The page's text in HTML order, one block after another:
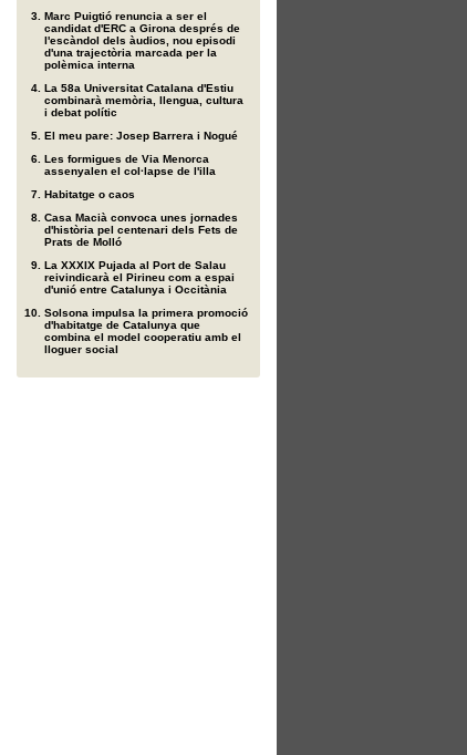
Marc Puigtió renuncia a ser el
candidat d'ERC a Girona després de
l'escàndol dels àudios, nou episodi
d'una trajectòria marcada per la
polèmica interna
La 58a Universitat Catalana d'Estiu
combinarà memòria, llengua, cultura
i debat polític
El meu pare: Josep Barrera i Nogué
Les formigues de Via Menorca
assenyalen el col·lapse de l'illa
Habitatge o caos
Casa Macià convoca unes jornades
d'història pel centenari dels Fets de
Prats de Molló
La XXXIX Pujada al Port de Salau
reivindicarà el Pirineu com a espai
d'unió entre Catalunya i Occitània
Solsona impulsa la primera promoció
d'habitatge de Catalunya que
combina el model cooperatiu amb el
lloguer social